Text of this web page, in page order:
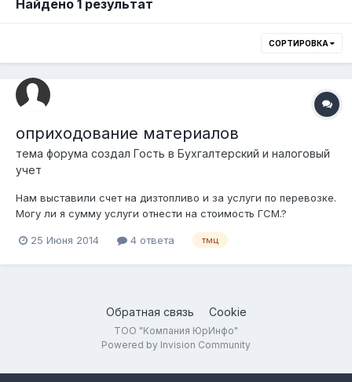
Найдено 1 результат
СОРТИРОВКА
оприходование материалов
тема форума создал Гость в Бухгалтерский и налоговый
учет
Нам выставили счет на дизтопливо и за услуги по перевозке.
Могу ли я сумму услуги отнести на стоимость ГСМ.?
25 Июня 2014 4 ответа тмц
Обратная связь Cookie
ТОО "Компания ЮрИнфо"
Powered by Invision Community